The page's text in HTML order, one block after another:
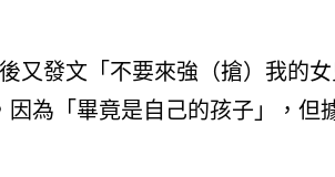
又發文「不要來強（搶）我的
為「畢竟是自己的孩子」，但